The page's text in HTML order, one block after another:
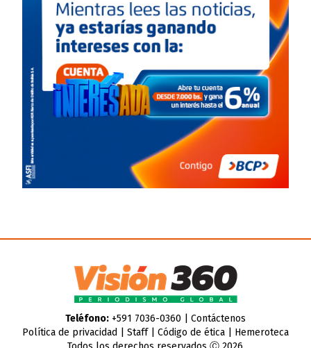
Teléfono:+591 7036-0360 | Contáctenos
Política de privacidad
Staff| Código de ética| Hemeroteca